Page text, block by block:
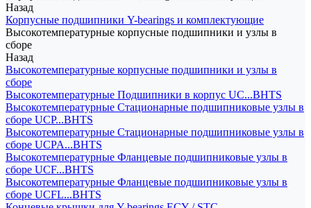
Назад
Корпусные подшипники Y-bearings и комплектующие
Высокотемпературные корпусные подшипники и узлы в
сборе
Назад
Высокотемпературные корпусные подшипники и узлы в
сборе
Высокотемпературные Подшипники в корпус UC...BHTS
Высокотемпературные Стационарные подшипниковые узлы в
сборе UCP...BHTS
Высокотемпературные Стационарные подшипниковые узлы в
сборе UCPA...BHTS
Высокотемпературные Фланцевые подшипниковые узлы в
сборе UCF...BHTS
Высокотемпературные Фланцевые подшипниковые узлы в
сборе UCFL...BHTS